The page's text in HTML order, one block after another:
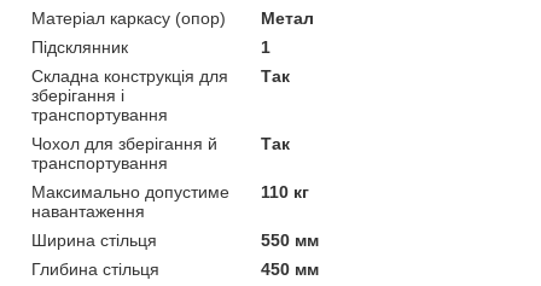
Матеріал каркасу (опор)
Метал
Підсклянник
1
Складна конструкція для
зберігання і
транспортування
Так
Чохол для зберігання й
транспортування
Так
Максимально допустиме
навантаження
110 кг
Ширина стільця
550 мм
Глибина стільця
450 мм